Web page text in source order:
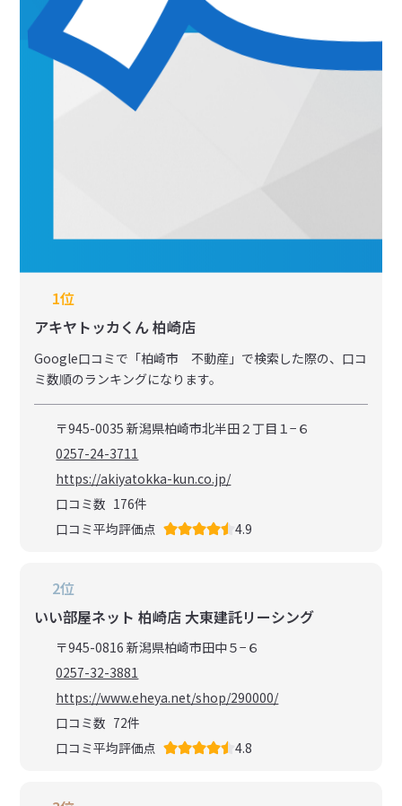
1位
アキヤトッカくん 柏崎店
Google⼝コミで「柏崎市 不動産」で検索した際の、口コ
ミ数順のランキングになります。
〒945-0035 新潟県柏崎市北半田２丁目１−６
0257-24-3711
https://akiyatokka-kun.co.jp/
口コミ数 176件
口コミ平均評価点
4.9
2位
いい部屋ネット 柏崎店 大東建託リーシング
〒945-0816 新潟県柏崎市田中５−６
0257-32-3881
https://www.eheya.net/shop/290000/
口コミ数 72件
口コミ平均評価点
4.8